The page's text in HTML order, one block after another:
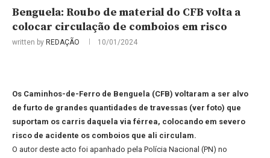
Benguela: Roubo de material do CFB volta a
colocar circulação de comboios em risco
written by REDAÇÃO 10/01/2024
Os Caminhos-de-Ferro de Benguela (CFB) voltaram a ser alvo
de furto de grandes quantidades de travessas (ver foto) que
suportam os carris daquela via férrea, colocando em severo
risco de acidente os comboios que ali circulam.
O autor deste acto foi apanhado pela Polícia Nacional (PN) no